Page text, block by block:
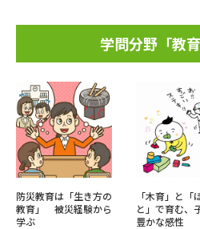
学問分野「教
防災教育は「生き方の
教育」 被災経験から
学ぶ
「木育」と「
と」で育む、
豊かな感性